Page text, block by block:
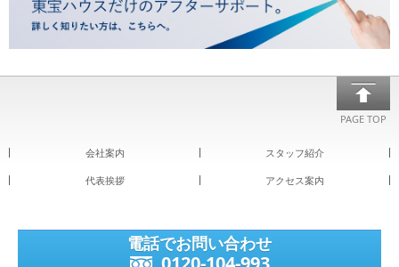
PAGE TOP
会社案内 スタッフ紹介
代表挨拶 アクセス案内
電話でお問い合わせ